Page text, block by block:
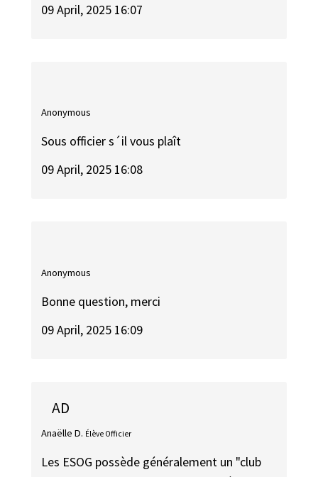
09 April, 2025 16:07
Anonymous
Sous officier s´il vous plaît
09 April, 2025 16:08
Anonymous
Bonne question, merci
09 April, 2025 16:09
AD
Anaëlle D. Élève Officier
Les ESOG possède généralement un "club